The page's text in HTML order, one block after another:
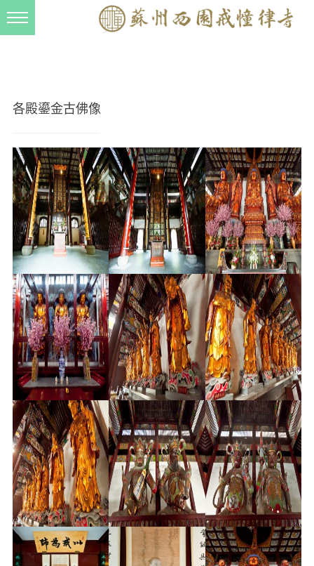
三风建设
寺院管理
戒幢春秋
档案管理
道风建设
法音宣流
音频视频
弘法书籍
助印功德
弘法活动
西园法讯
皈依斋戒
义工家园
观世音热线
菩提静修营
观自在禅修营
各殿鎏金古佛像